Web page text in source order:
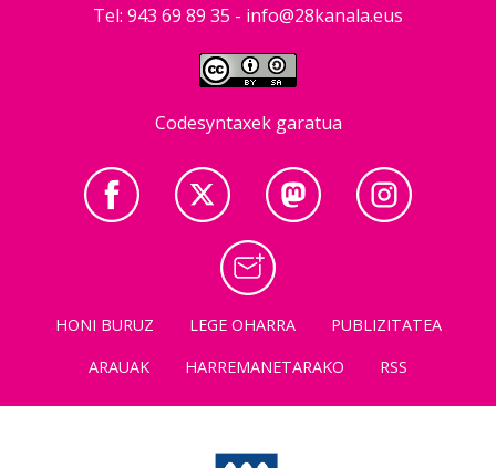
Tel: 943 69 89 35 - info@28kanala.eus
Codesyntaxek garatua
HONI BURUZ LEGE OHARRA
PUBLIZITATEA
ARAUAK
HARREMANETARAKO RSS